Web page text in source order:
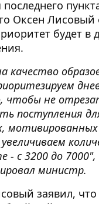
последнего
Оксен Лисовый
будет в
качество
чтобы не
поступления
- с 3200 до 7000",
министр.
заявил, что